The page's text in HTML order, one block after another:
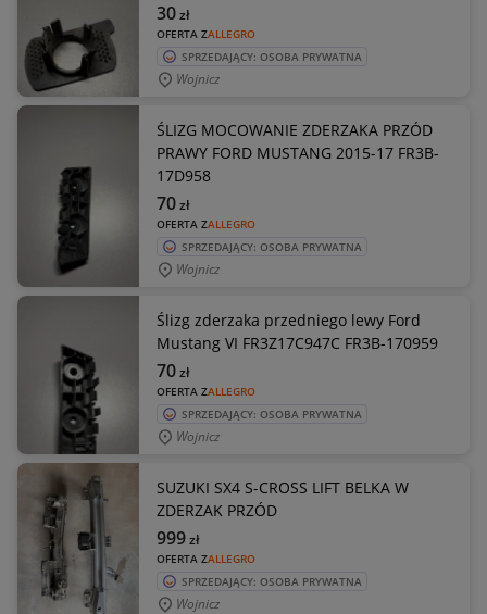
OFERTA ZALLEGRO
30zł
SPRZEDAJĄCY: OSOBA PRYWATNA
Wojnicz
ŚLIZG MOCOWANIE ZDERZAKA PRZÓD
PRAWY FORD MUSTANG 2015-17 FR3B-
17D958
OFERTA ZALLEGRO
70zł
SPRZEDAJĄCY: OSOBA PRYWATNA
Wojnicz
Ślizg zderzaka przedniego lewy Ford
Mustang VI FR3Z17C947C FR3B-170959
OFERTA ZALLEGRO
70zł
SPRZEDAJĄCY: OSOBA PRYWATNA
Wojnicz
SUZUKI SX4 S-CROSS LIFT BELKA W
ZDERZAK PRZÓD
OFERTA ZALLEGRO
999zł
SPRZEDAJĄCY: OSOBA PRYWATNA
Wojnicz